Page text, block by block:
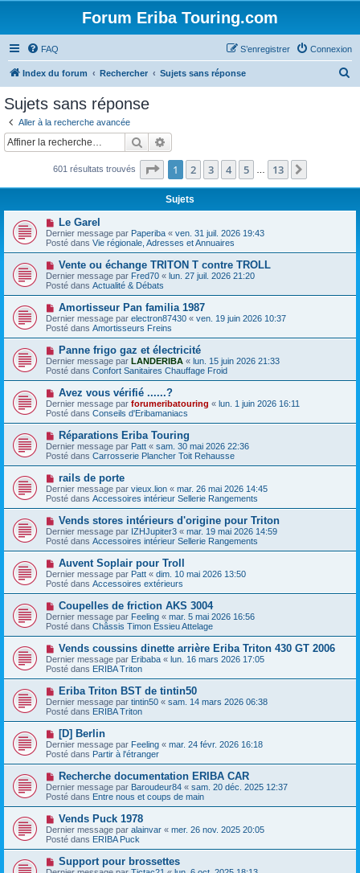
Forum Eriba Touring.com
FAQ Connexion
S’enregistrer
Index du forum Rechercher Sujets sans réponse
c
Sujets sans réponse
Aller à la recherche avancée
Rechercher
601 résultats trouvés Page 1sur13
1 2 3 4 5 13
Sujets
N
o
u
v
e
u
m
e
s
s
a
g
e
Le Garel
Dernier message par Paperiba « ven. 31 juil. 2026 19:43
Posté dans Vie régionale, Adresses et Annuaires
N
o
u
v
a
u
m
e
s
a
g
Vente ou échange TRITON T contre TROLL
Dernier message par Fred70 « lun. 27 juil. 2026 21:20
Posté dans Actualité & Débats
N
o
u
v
e
a
u
m
e
s
s
a
g
e
Amortisseur Pan familia 1987
Dernier message par electron87430 « ven. 19 juin 2026 10:37
Posté dans Amortisseurs Freins
N
o
u
v
a
u
m
e
s
a
g
Panne frigo gaz et électricité
Dernier message par LANDERIBA « lun. 15 juin 2026 21:33
Posté dans Confort Sanitaires Chauffage Froid
N
o
u
v
e
a
u
m
e
s
s
a
g
e
Avez vous vérifié ......?
Dernier message par forumeribatouring « lun. 1 juin 2026 16:11
Posté dans Conseils d'Eribamaniacs
N
o
u
v
a
u
m
e
s
s
a
g
Réparations Eriba Touring
Dernier message par Patt « sam. 30 mai 2026 22:36
Posté dans Carrosserie Plancher Toit Rehausse
N
o
u
v
e
u
m
e
s
s
a
g
e
rails de porte
Dernier message par vieux.lion « mar. 26 mai 2026 14:45
Posté dans Accessoires intérieur Sellerie Rangements
N
o
u
v
a
u
m
e
s
s
a
g
e
Vends stores intérieurs d'origine pour Triton
Dernier message par IZHJupiter3 « mar. 19 mai 2026 14:59
Posté dans Accessoires intérieur Sellerie Rangements
N
o
u
v
a
u
m
e
s
s
a
g
e
Auvent Soplair pour Troll
Dernier message par Patt « dim. 10 mai 2026 13:50
Posté dans Accessoires extérieurs
N
o
u
v
e
u
m
e
s
a
g
e
Coupelles de friction AKS 3004
Dernier message par Feeling « mar. 5 mai 2026 16:56
Posté dans Châssis Timon Essieu Attelage
N
o
u
v
e
a
u
m
e
s
a
g
e
Vends coussins dinette arrière Eriba Triton 430 GT 2006
Dernier message par Eribaba « lun. 16 mars 2026 17:05
Posté dans ERIBA Triton
N
o
u
v
e
u
m
e
s
a
g
e
Eriba Triton BST de tintin50
Dernier message par tintin50 « sam. 14 mars 2026 06:38
Posté dans ERIBA Triton
N
o
u
v
e
a
u
m
e
s
s
a
g
e
[D] Berlin
Dernier message par Feeling « mar. 24 févr. 2026 16:18
Posté dans Partir à l'étranger
N
o
u
v
e
u
m
e
s
s
Recherche documentation ERIBA CAR
Dernier message par Baroudeur84 « sam. 20 déc. 2025 12:37
Posté dans Entre nous et coups de main
N
o
u
v
e
a
Vends Puck 1978
Dernier message par alainvar « mer. 26 nov. 2025 20:05
Posté dans ERIBA Puck
N
o
Support pour brossettes